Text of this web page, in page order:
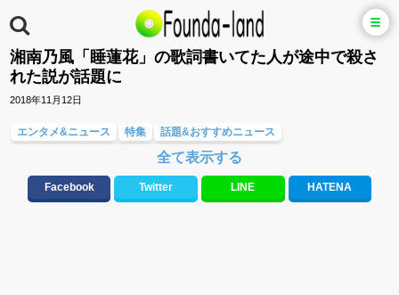
湘南乃風「睡蓮花」の歌詞書いてた人が途中で殺さ
れた説が話題に
2018年11月12日
エンタメ&ニュース 特集 話題&おすすめニュース
全て表示する
Facebook Twitter LINE HATENA